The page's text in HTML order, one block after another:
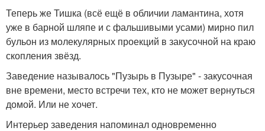
Теперь же Тишка (всё ещё в обличии ламантина, хотя
уже в барной шляпе и с фальшивыми усами) мирно пил
бульон из молекулярных проекций в закусочной на краю
скопления звёзд.
Заведение называлось "Пузырь в Пузыре" - закусочная
вне времени, место встречи тех, кто не может вернуться
домой. Или не хочет.
Интерьер заведения напоминал одновременно